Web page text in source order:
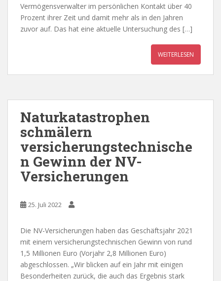
Vermögensverwalter im persönlichen Kontakt über 40
Prozent ihrer Zeit und damit mehr als in den Jahren
zuvor auf. Das hat eine aktuelle Untersuchung des […]
WEITERLESEN
Naturkatastrophen
schmälern
versicherungstechnische
n Gewinn der NV-
Versicherungen
25. Juli 2022
Die NV-Versicherungen haben das Geschäftsjahr 2021
mit einem versicherungstechnischen Gewinn von rund
1,5 Millionen Euro (Vorjahr 2,8 Millionen Euro)
abgeschlossen. „Wir blicken auf ein Jahr mit einigen
Besonderheiten zurück, die auch das Ergebnis stark